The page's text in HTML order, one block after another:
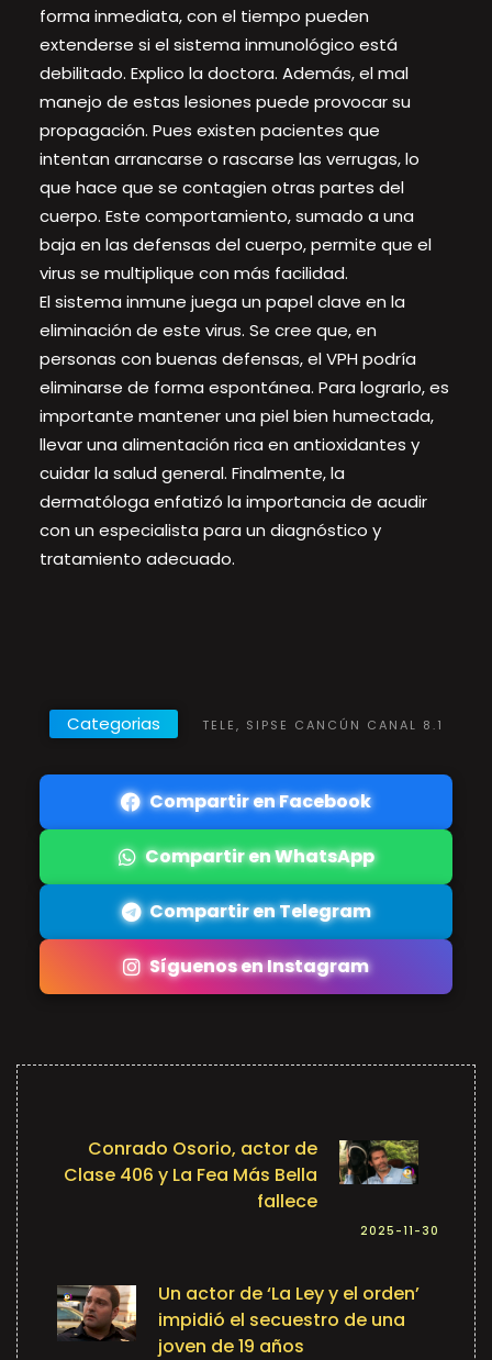
forma inmediata, con el tiempo pueden
extenderse si el sistema inmunológico está
debilitado. Explico la doctora. Además, el mal
manejo de estas lesiones puede provocar su
propagación. Pues existen pacientes que
intentan arrancarse o rascarse las verrugas, lo
que hace que se contagien otras partes del
cuerpo. Este comportamiento, sumado a una
baja en las defensas del cuerpo, permite que el
virus se multiplique con más facilidad.
El sistema inmune juega un papel clave en la
eliminación de este virus. Se cree que, en
personas con buenas defensas, el VPH podría
eliminarse de forma espontánea. Para lograrlo, es
importante mantener una piel bien humectada,
llevar una alimentación rica en antioxidantes y
cuidar la salud general. Finalmente, la
dermatóloga enfatizó la importancia de acudir
con un especialista para un diagnóstico y
tratamiento adecuado.
Categorias TELE, SIPSE CANCÚN CANAL 8.1
Compartir en Facebook
Compartir en WhatsApp
Compartir en Telegram
Síguenos en Instagram
Conrado Osorio, actor de
Clase 406 y La Fea Más Bella
fallece
2025-11-30
Un actor de ‘La Ley y el orden’
impidió el secuestro de una
joven de 19 años